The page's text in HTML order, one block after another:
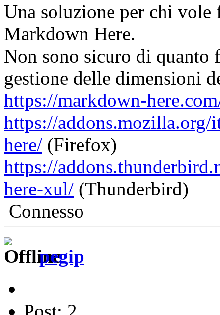
Una soluzione per chi vole
Markdown Here.
Non sono sicuro di quanto
gestione delle dimensioni
https://markdown-
https://
here/ (Firefox)
https://
here-xul/ (Thunderbird)
Connesso
pegip